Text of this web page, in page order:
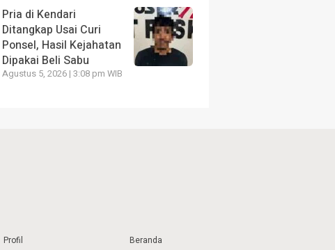
Pria di Kendari
Ditangkap Usai Curi
Ponsel, Hasil Kejahatan
Dipakai Beli Sabu
Agustus 5, 2026 | 3:08 pm WIB
Profil Beranda